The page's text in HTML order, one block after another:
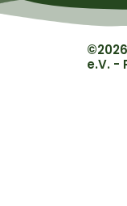
e.V. -